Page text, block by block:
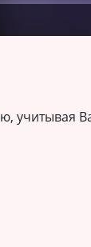
учитывая